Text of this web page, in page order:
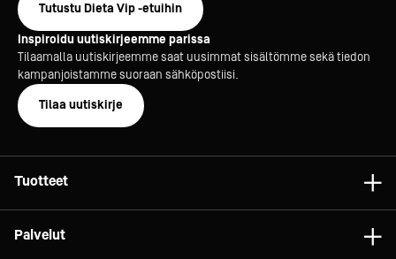
Tutustu Dieta Vip -etuihin
Inspiroidu uutiskirjeemme parissa
Tilaamalla uutiskirjeemme saat uusimmat sisältömme sekä tiedon
kampanjoistamme suoraan sähköpostiisi.
Tilaa uutiskirje
Tuotteet
Palvelut